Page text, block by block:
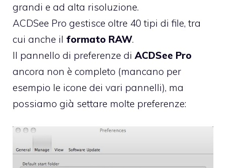
grandi e ad alta risoluzione.
ACDSee Pro gestisce oltre 40 tipi di file, tra
cui anche il formato RAW.
Il pannello di preferenze di ACDSee Pro
ancora non è completo (mancano per
esempio le icone dei vari pannelli), ma
possiamo già settare molte preferenze: